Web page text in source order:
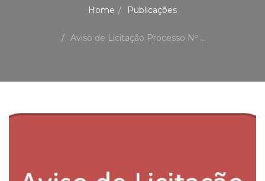
Home Publicações
Aviso de Licitação Processo Nº ...